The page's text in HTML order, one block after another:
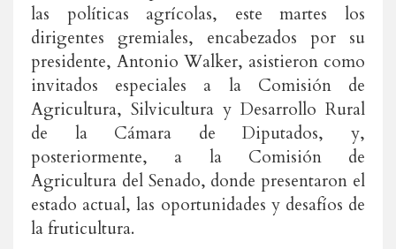
las políticas agrícolas, este martes los
dirigentes gremiales, encabezados por su
presidente, Antonio Walker, asistieron como
invitados especiales a la Comisión de
Agricultura, Silvicultura y Desarrollo Rural
de la Cámara de Diputados, y,
posteriormente, a la Comisión de
Agricultura del Senado, donde presentaron el
estado actual, las oportunidades y desafíos de
la fruticultura.